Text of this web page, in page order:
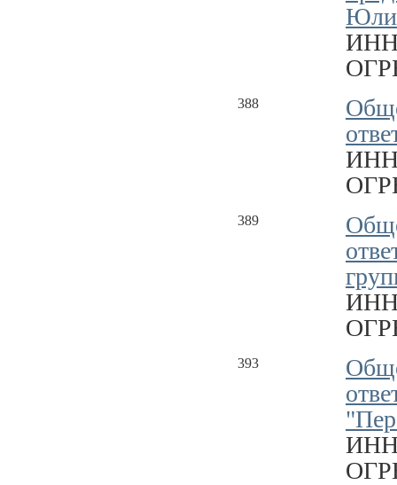
ИНН
388
ИНН
389
ИНН
393
ИНН